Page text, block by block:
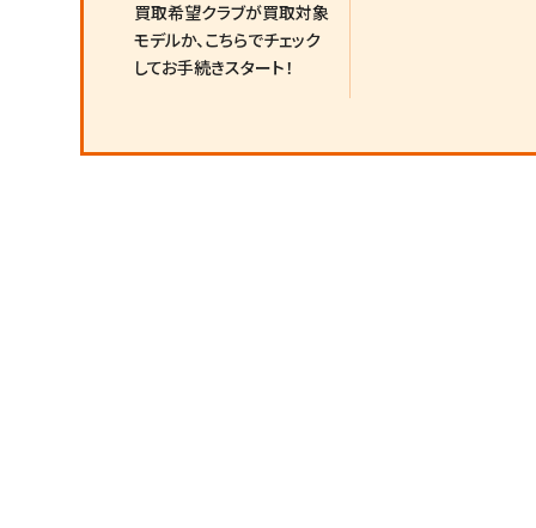
買取希望クラブが買取対象
モデルか、 こちらでチェック
してお手続きスタート！